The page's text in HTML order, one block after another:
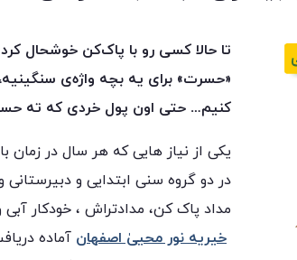
تا حالا کسی رو با پاک‌کن خوشحال
«حسرت» برای یه بچه واژه‌ی
کنیم… حتی اون پول خردی که ته
یکی از نیاز هایی که هر سال در زمان
در دو گروه سنی ابتدایی و دبیرستانی
مداد پاک کن، مدادتراش ، خودکار
خیریه نور محییٰ اصفهان آماده